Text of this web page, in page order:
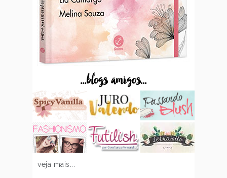
...blogs amigos...
veja mais...